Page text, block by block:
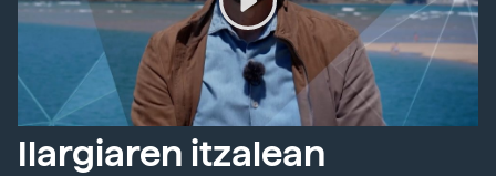
Ilargiaren itzalean